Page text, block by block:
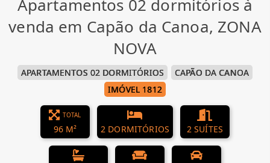
Apartamentos 02 dormitórios à
venda em Capão da Canoa, ZONA
NOVA
APARTAMENTOS 02 DORMITÓRIOS
CAPÃO DA CANOA
IMÓVEL 1812
TOTAL
96 M² 2 DORMITÓRIOS 2 SUÍTES